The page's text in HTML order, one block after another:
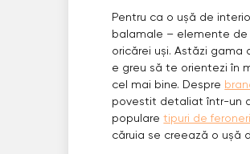
Pentru ca o ușă de
balamale – elemente de
oricărei uși. Astăzi
e greu să te orientezi în
cel mai bine. Despre
povestit detaliat într-un
popularetipuri de
căruia se creează o ușă